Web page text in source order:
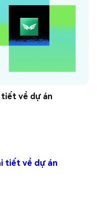
tiết về dự án
tiết về dự án